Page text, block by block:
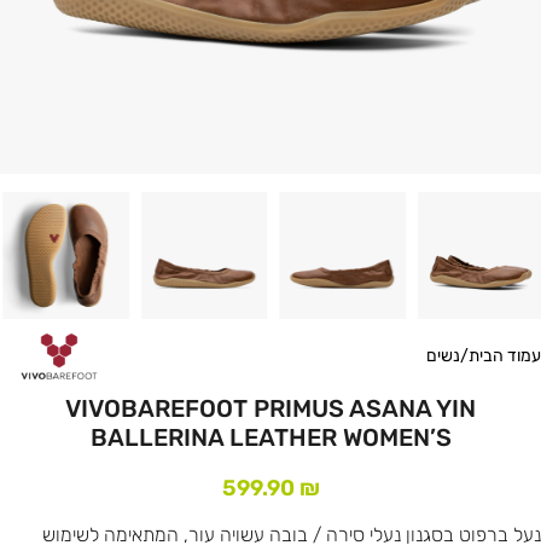
עמוד הבית/נשים
VIVOBAREFOOT PRIMUS ASANA YIN
BALLERINA LEATHER WOMEN’S
599.90 ₪
נעל ברפוט בסגנון נעלי סירה / בובה עשויה עור, המתאימה לשימוש